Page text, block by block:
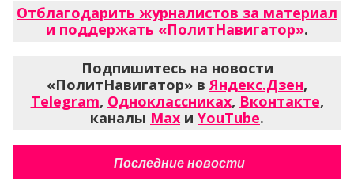
Отблагодарить журналистов за материал
и поддержать «ПолитНавигатор».
Подпишитесь на новости
«ПолитНавигатор» вЯндекс.Дзен,
Telegram, Одноклассниках, Вконтакте,
каналы Max и YouTube.
Последние новости